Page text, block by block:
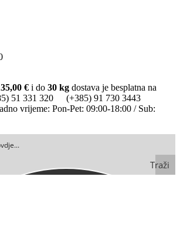
€ i do 30 kg dostava je besplatna na
51 331 320
(+385) 91 730 3443
vrijeme: Pon-Pet: 09:00-18:00 / Sub:
Traži